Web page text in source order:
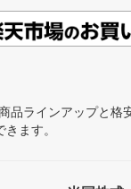
ラインアップと
ます。